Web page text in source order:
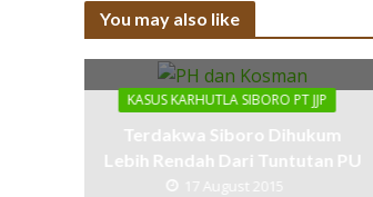
You may also like
KASUS KARHUTLA SIBORO PT JJP
Terdakwa Siboro Dihukum
Lebih Rendah Dari Tuntutan PU
17 August 2015